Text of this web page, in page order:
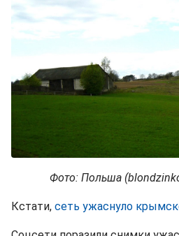
Фото: Польша
Кстати, сеть ужаснуло